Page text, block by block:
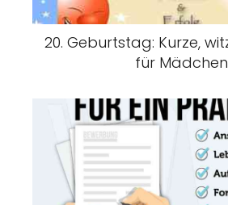
20. Geburtstag: Kurze,
für Mädchen